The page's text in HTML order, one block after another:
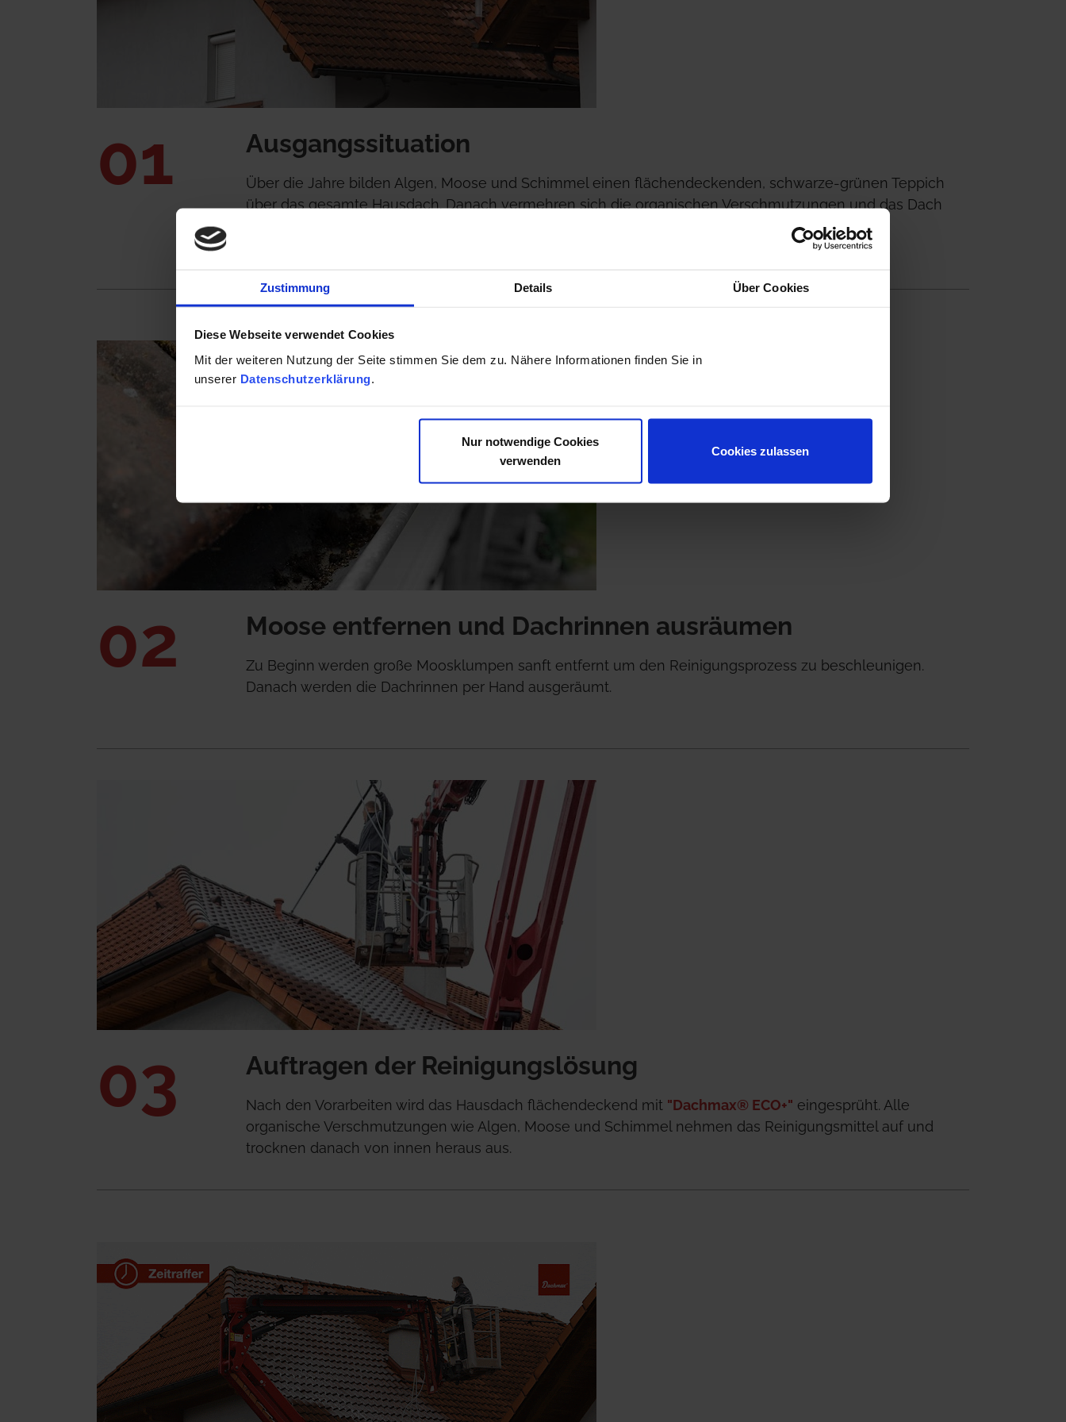
Zustimmung Details Über Cookies
Diese Webseite verwendet Cookies
Mit der weiteren Nutzung der Seite stimmen Sie dem zu. Nähere Informationen finden Sie in
unserer Datenschutzerklärung.
Nur notwendige Cookies
verwenden
Cookies zulassen
01 Ausgangssituation
Über die Jahre bilden Algen, Moose und Schimmel einen flächendeckenden, schwarze-grünen Teppich
über das gesamte Hausdach. Danach vermehren sich die organischen Verschmutzungen und das Dach
02 Moose entfernen und Dachrinnen ausräumen
Zu Beginn werden große Moosklumpen sanft entfernt um den Reinigungsprozess zu beschleunigen.
Danach werden die Dachrinnen per Hand ausgeräumt.
03 Auftragen der Reinigungslösung
Nach den Vorarbeiten wird das Hausdach flächendeckend mit "Dachmax® ECO+" eingesprüht. Alle
organische Verschmutzungen wie Algen, Moose und Schimmel nehmen das Reinigungsmittel auf und
trocknen danach von innen heraus aus.